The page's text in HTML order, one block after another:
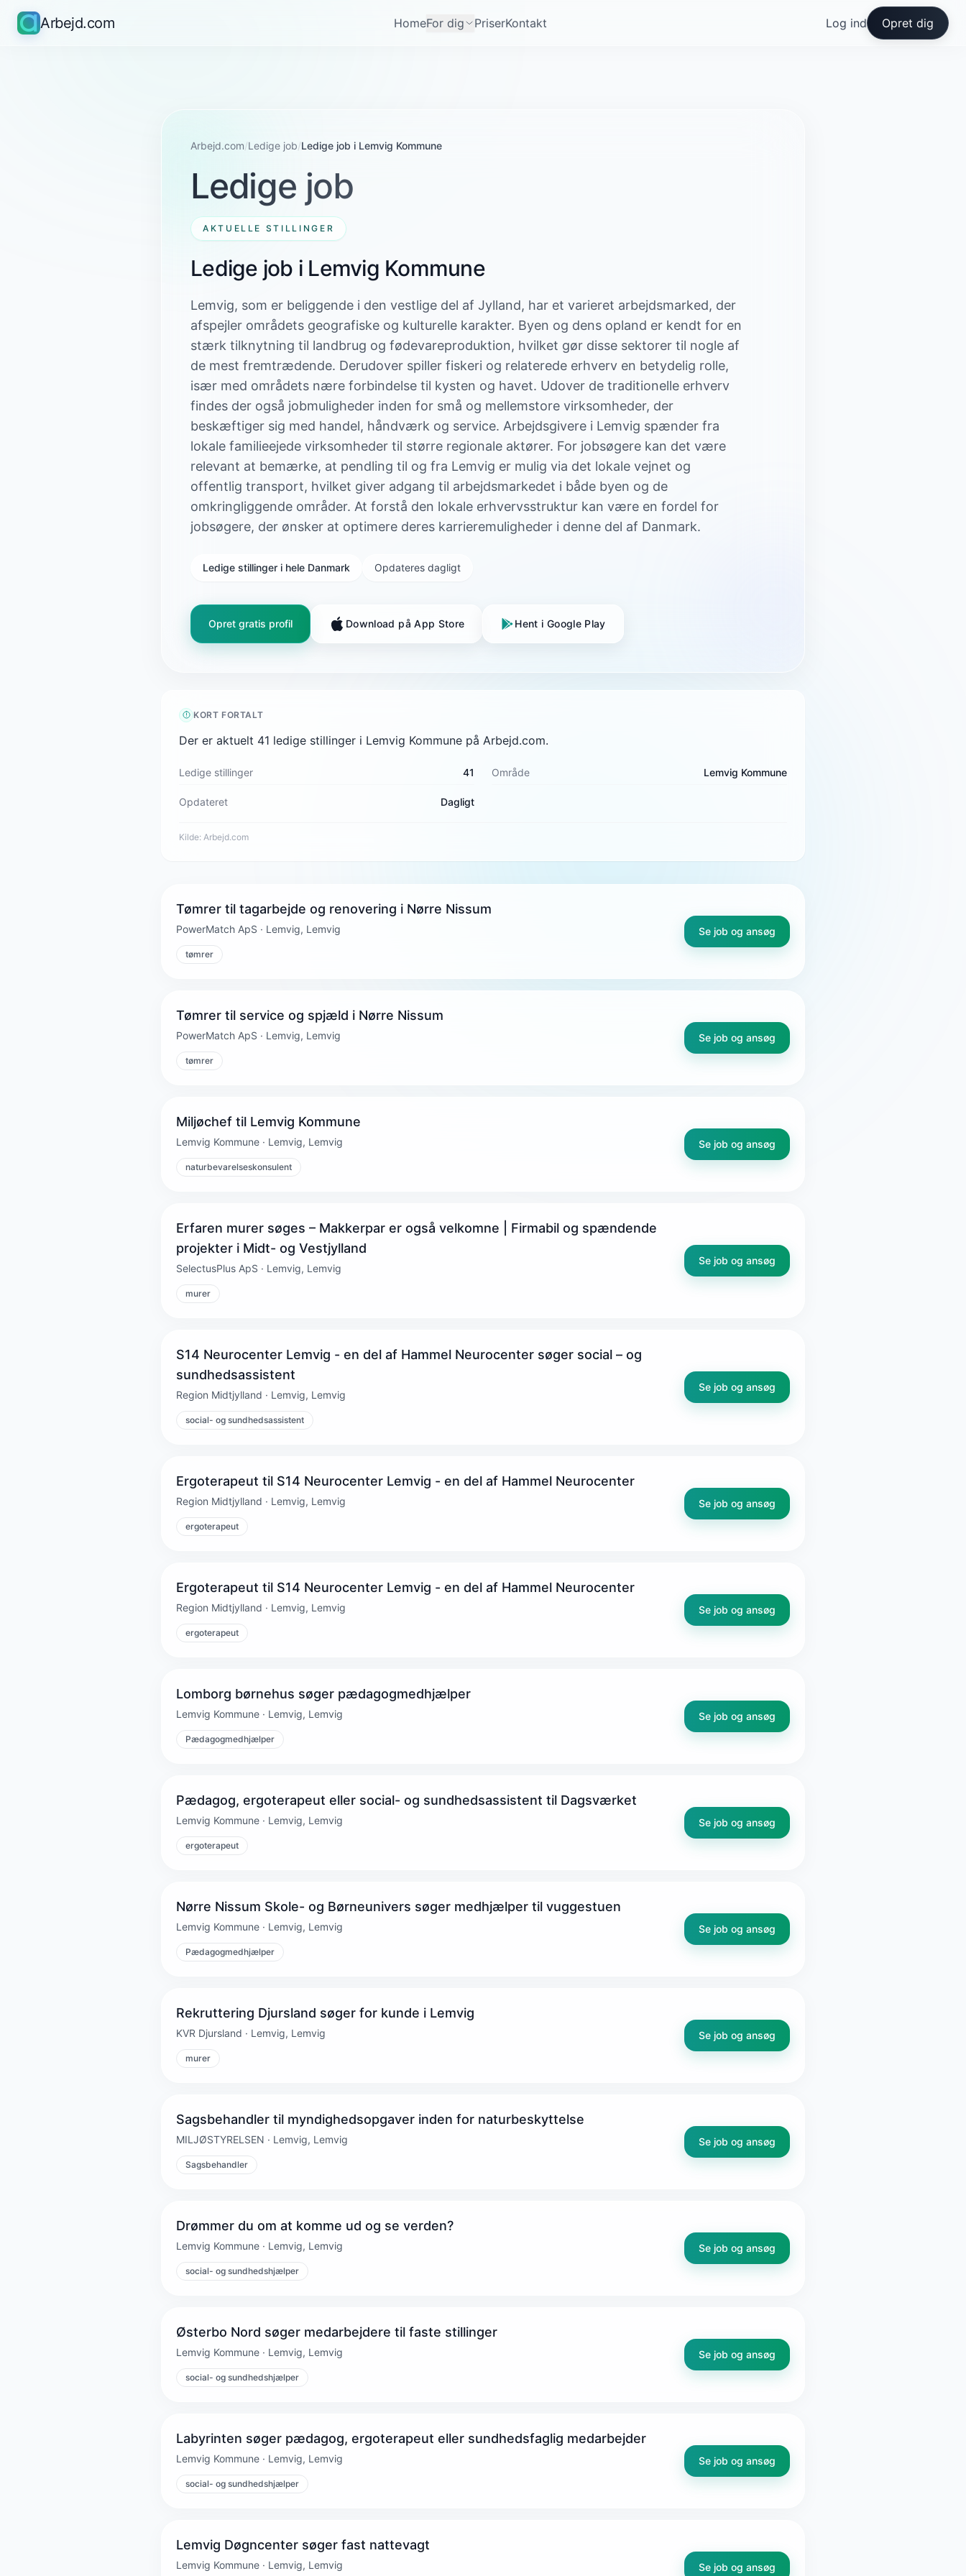
Arbejd.com HomeFor dig PriserKontakt Log ind Opret dig
Arbejd.com/Ledige job/Ledige job i Lemvig Kommune
Ledige job
AKTUELLE STILLINGER
Ledige job i Lemvig Kommune
Lemvig, som er beliggende i den vestlige del af Jylland, har et varieret arbejdsmarked, der
afspejler områdets geografiske og kulturelle karakter. Byen og dens opland er kendt for en
stærk tilknytning til landbrug og fødevareproduktion, hvilket gør disse sektorer til nogle af
de mest fremtrædende. Derudover spiller fiskeri og relaterede erhverv en betydelig rolle,
især med områdets nære forbindelse til kysten og havet. Udover de traditionelle erhverv
findes der også jobmuligheder inden for små og mellemstore virksomheder, der
beskæftiger sig med handel, håndværk og service. Arbejdsgivere i Lemvig spænder fra
lokale familieejede virksomheder til større regionale aktører. For jobsøgere kan det være
relevant at bemærke, at pendling til og fra Lemvig er mulig via det lokale vejnet og
offentlig transport, hvilket giver adgang til arbejdsmarkedet i både byen og de
omkringliggende områder. At forstå den lokale erhvervsstruktur kan være en fordel for
jobsøgere, der ønsker at optimere deres karrieremuligheder i denne del af Danmark.
Ledige stillinger i hele Danmark Opdateres dagligt
Opret gratis profil Download på App Store Hent i Google Play
KORT FORTALT
Der er aktuelt 41 ledige stillinger i Lemvig Kommune på Arbejd.com.
Ledige stillinger 41 Område Lemvig Kommune
Opdateret Dagligt
Kilde: Arbejd.com
Tømrer til tagarbejde og renovering i Nørre Nissum
PowerMatch ApS · Lemvig, Lemvig
tømrer
Se job og ansøg
Tømrer til service og spjæld i Nørre Nissum
PowerMatch ApS · Lemvig, Lemvig
tømrer
Se job og ansøg
Miljøchef til Lemvig Kommune
Lemvig Kommune · Lemvig, Lemvig
naturbevarelseskonsulent
Se job og ansøg
Erfaren murer søges – Makkerpar er også velkomne | Firmabil og spændende
projekter i Midt- og Vestjylland
SelectusPlus ApS · Lemvig, Lemvig
murer
Se job og ansøg
S14 Neurocenter Lemvig - en del af Hammel Neurocenter søger social – og
sundhedsassistent
Region Midtjylland · Lemvig, Lemvig
social- og sundhedsassistent
Se job og ansøg
Ergoterapeut til S14 Neurocenter Lemvig - en del af Hammel Neurocenter
Region Midtjylland · Lemvig, Lemvig
ergoterapeut
Se job og ansøg
Ergoterapeut til S14 Neurocenter Lemvig - en del af Hammel Neurocenter
Region Midtjylland · Lemvig, Lemvig
ergoterapeut
Se job og ansøg
Lomborg børnehus søger pædagogmedhjælper
Lemvig Kommune · Lemvig, Lemvig
Pædagogmedhjælper
Se job og ansøg
Pædagog, ergoterapeut eller social- og sundhedsassistent til Dagsværket
Lemvig Kommune · Lemvig, Lemvig
ergoterapeut
Se job og ansøg
Nørre Nissum Skole- og Børneunivers søger medhjælper til vuggestuen
Lemvig Kommune · Lemvig, Lemvig
Pædagogmedhjælper
Se job og ansøg
Rekruttering Djursland søger for kunde i Lemvig
KVR Djursland · Lemvig, Lemvig
murer
Se job og ansøg
Sagsbehandler til myndighedsopgaver inden for naturbeskyttelse
MILJØSTYRELSEN · Lemvig, Lemvig
Sagsbehandler
Se job og ansøg
Drømmer du om at komme ud og se verden?
Lemvig Kommune · Lemvig, Lemvig
social- og sundhedshjælper
Se job og ansøg
Østerbo Nord søger medarbejdere til faste stillinger
Lemvig Kommune · Lemvig, Lemvig
social- og sundhedshjælper
Se job og ansøg
Labyrinten søger pædagog, ergoterapeut eller sundhedsfaglig medarbejder
Lemvig Kommune · Lemvig, Lemvig
social- og sundhedshjælper
Se job og ansøg
Lemvig Døgncenter søger fast nattevagt
Lemvig Kommune · Lemvig, Lemvig Se job og ansøg